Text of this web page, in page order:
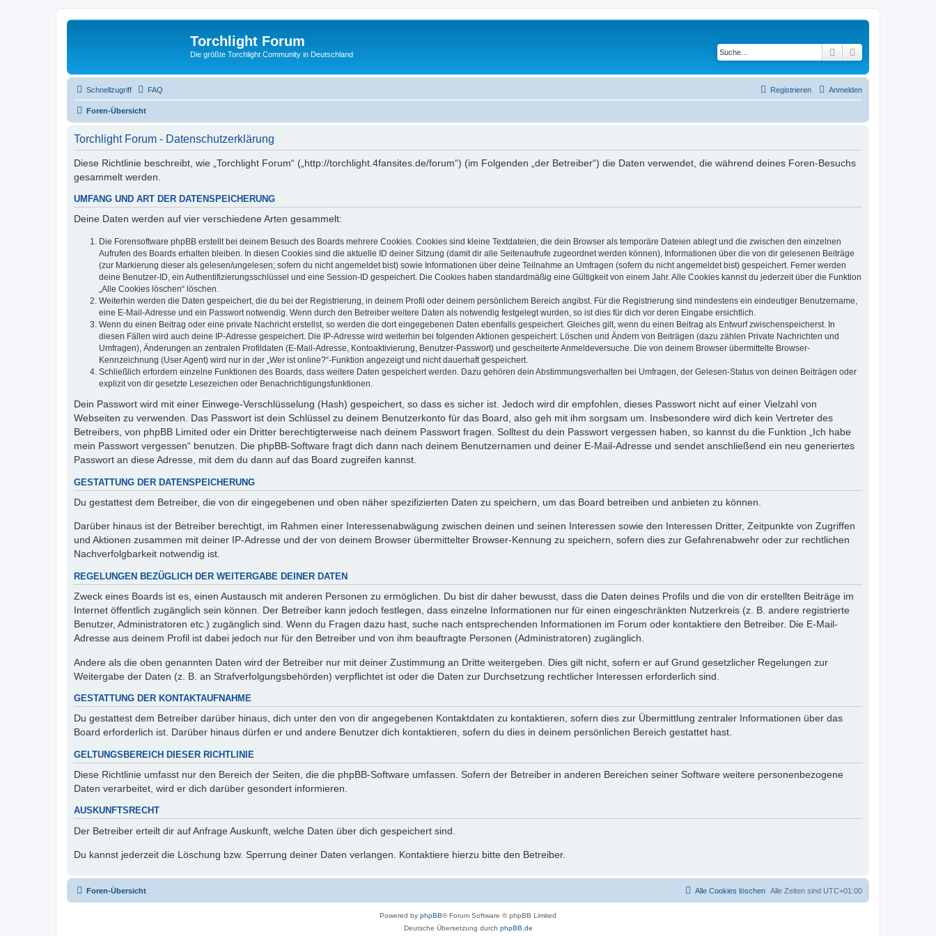
Torchlight Forum
Die größte Torchlight Community in Deutschland Suche
Schnellzugriff FAQ Anmelden
Registrieren
Foren-Übersicht
Torchlight Forum - Datenschutzerklärung
Diese Richtlinie beschreibt, wie „Torchlight Forum“ („http://torchlight.4fansites.de/forum“) (im Folgenden „der Betreiber“) die Daten verwendet, die während deines Foren-Besuchs
gesammelt werden.
UMFANG UND ART DER DATENSPEICHERUNG
Deine Daten werden auf vier verschiedene Arten gesammelt:
Die Forensoftware phpBB erstellt bei deinem Besuch des Boards mehrere Cookies. Cookies sind kleine Textdateien, die dein Browser als temporäre Dateien ablegt und die zwischen den einzelnen
Aufrufen des Boards erhalten bleiben. In diesen Cookies sind die aktuelle ID deiner Sitzung (damit dir alle Seitenaufrufe zugeordnet werden können), Informationen über die von dir gelesenen Beiträge
(zur Markierung dieser als gelesen/ungelesen; sofern du nicht angemeldet bist) sowie Informationen über deine Teilnahme an Umfragen (sofern du nicht angemeldet bist) gespeichert. Ferner werden
deine Benutzer-ID, ein Authentifizierungsschlüssel und eine Session-ID gespeichert. Die Cookies haben standardmäßig eine Gültigkeit von einem Jahr. Alle Cookies kannst du jederzeit über die Funktion
„Alle Cookies löschen“ löschen.
Weiterhin werden die Daten gespeichert, die du bei der Registrierung, in deinem Profil oder deinem persönlichem Bereich angibst. Für die Registrierung sind mindestens ein eindeutiger Benutzername,
eine E-Mail-Adresse und ein Passwort notwendig. Wenn durch den Betreiber weitere Daten als notwendig festgelegt wurden, so ist dies für dich vor deren Eingabe ersichtlich.
Wenn du einen Beitrag oder eine private Nachricht erstellst, so werden die dort eingegebenen Daten ebenfalls gespeichert. Gleiches gilt, wenn du einen Beitrag als Entwurf zwischenspeicherst. In
diesen Fällen wird auch deine IP-Adresse gespeichert. Die IP-Adresse wird weiterhin bei folgenden Aktionen gespeichert: Löschen und Ändern von Beiträgen (dazu zählen Private Nachrichten und
Umfragen), Änderungen an zentralen Profildaten (E-Mail-Adresse, Kontoaktivierung, Benutzer-Passwort) und gescheiterte Anmeldeversuche. Die von deinem Browser übermittelte Browser-
Kennzeichnung (User Agent) wird nur in der „Wer ist online?“-Funktion angezeigt und nicht dauerhaft gespeichert.
Schließlich erfordern einzelne Funktionen des Boards, dass weitere Daten gespeichert werden. Dazu gehören dein Abstimmungsverhalten bei Umfragen, der Gelesen-Status von deinen Beiträgen oder
explizit von dir gesetzte Lesezeichen oder Benachrichtigungsfunktionen.
Dein Passwort wird mit einer Einwege-Verschlüsselung (Hash) gespeichert, so dass es sicher ist. Jedoch wird dir empfohlen, dieses Passwort nicht auf einer Vielzahl von
Webseiten zu verwenden. Das Passwort ist dein Schlüssel zu deinem Benutzerkonto für das Board, also geh mit ihm sorgsam um. Insbesondere wird dich kein Vertreter des
Betreibers, von phpBB Limited oder ein Dritter berechtigterweise nach deinem Passwort fragen. Solltest du dein Passwort vergessen haben, so kannst du die Funktion „Ich habe
mein Passwort vergessen“ benutzen. Die phpBB-Software fragt dich dann nach deinem Benutzernamen und deiner E-Mail-Adresse und sendet anschließend ein neu generiertes
Passwort an diese Adresse, mit dem du dann auf das Board zugreifen kannst.
GESTATTUNG DER DATENSPEICHERUNG
Du gestattest dem Betreiber, die von dir eingegebenen und oben näher spezifizierten Daten zu speichern, um das Board betreiben und anbieten zu können.
Darüber hinaus ist der Betreiber berechtigt, im Rahmen einer Interessenabwägung zwischen deinen und seinen Interessen sowie den Interessen Dritter, Zeitpunkte von Zugriffen
und Aktionen zusammen mit deiner IP-Adresse und der von deinem Browser übermittelter Browser-Kennung zu speichern, sofern dies zur Gefahrenabwehr oder zur rechtlichen
Nachverfolgbarkeit notwendig ist.
REGELUNGEN BEZÜGLICH DER WEITERGABE DEINER DATEN
Zweck eines Boards ist es, einen Austausch mit anderen Personen zu ermöglichen. Du bist dir daher bewusst, dass die Daten deines Profils und die von dir erstellten Beiträge im
Internet öffentlich zugänglich sein können. Der Betreiber kann jedoch festlegen, dass einzelne Informationen nur für einen eingeschränkten Nutzerkreis (z. B. andere registrierte
Benutzer, Administratoren etc.) zugänglich sind. Wenn du Fragen dazu hast, suche nach entsprechenden Informationen im Forum oder kontaktiere den Betreiber. Die E-Mail-
Adresse aus deinem Profil ist dabei jedoch nur für den Betreiber und von ihm beauftragte Personen (Administratoren) zugänglich.
Andere als die oben genannten Daten wird der Betreiber nur mit deiner Zustimmung an Dritte weitergeben. Dies gilt nicht, sofern er auf Grund gesetzlicher Regelungen zur
Weitergabe der Daten (z. B. an Strafverfolgungsbehörden) verpflichtet ist oder die Daten zur Durchsetzung rechtlicher Interessen erforderlich sind.
GESTATTUNG DER KONTAKTAUFNAHME
Du gestattest dem Betreiber darüber hinaus, dich unter den von dir angegebenen Kontaktdaten zu kontaktieren, sofern dies zur Übermittlung zentraler Informationen über das
Board erforderlich ist. Darüber hinaus dürfen er und andere Benutzer dich kontaktieren, sofern du dies in deinem persönlichen Bereich gestattet hast.
GELTUNGSBEREICH DIESER RICHTLINIE
Diese Richtlinie umfasst nur den Bereich der Seiten, die die phpBB-Software umfassen. Sofern der Betreiber in anderen Bereichen seiner Software weitere personenbezogene
Daten verarbeitet, wird er dich darüber gesondert informieren.
AUSKUNFTSRECHT
Der Betreiber erteilt dir auf Anfrage Auskunft, welche Daten über dich gespeichert sind.
Du kannst jederzeit die Löschung bzw. Sperrung deiner Daten verlangen. Kontaktiere hierzu bitte den Betreiber.
Foren-Übersicht Alle Zeiten sind UTC+01:00
Alle Cookies löschen
Powered by phpBB® Forum Software © phpBB Limited
Deutsche Übersetzung durch phpBB.de